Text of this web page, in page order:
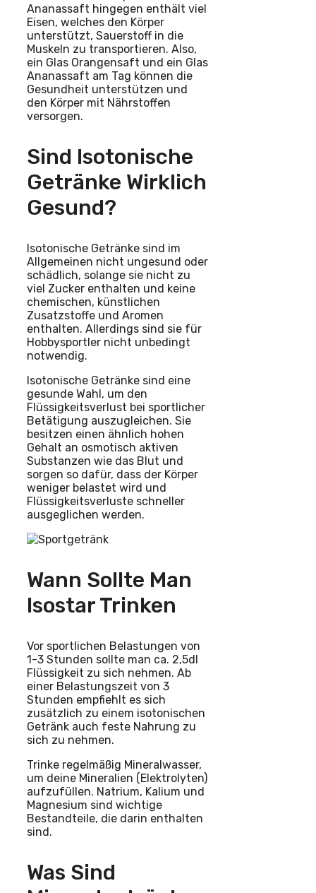
Ananassaft hingegen enthält viel
Eisen, welches den Körper
unterstützt, Sauerstoff in die
Muskeln zu transportieren. Also,
ein Glas Orangensaft und ein Glas
Ananassaft am Tag können die
Gesundheit unterstützen und
den Körper mit Nährstoffen
versorgen.
Sind Isotonische
Getränke Wirklich
Gesund?
Isotonische Getränke sind im
Allgemeinen nicht ungesund oder
schädlich, solange sie nicht zu
viel Zucker enthalten und keine
chemischen, künstlichen
Zusatzstoffe und Aromen
enthalten. Allerdings sind sie für
Hobbysportler nicht unbedingt
notwendig.
Isotonische Getränke sind eine
gesunde Wahl, um den
Flüssigkeitsverlust bei sportlicher
Betätigung auszugleichen. Sie
besitzen einen ähnlich hohen
Gehalt an osmotisch aktiven
Substanzen wie das Blut und
sorgen so dafür, dass der Körper
weniger belastet wird und
Flüssigkeitsverluste schneller
ausgeglichen werden.
Wann Sollte Man
Isostar Trinken
Vor sportlichen Belastungen von
1-3 Stunden sollte man ca. 2,5dl
Flüssigkeit zu sich nehmen. Ab
einer Belastungszeit von 3
Stunden empfiehlt es sich
zusätzlich zu einem isotonischen
Getränk auch feste Nahrung zu
sich zu nehmen.
Trinke regelmäßig Mineralwasser,
um deine Mineralien (Elektrolyten)
aufzufüllen. Natrium, Kalium und
Magnesium sind wichtige
Bestandteile, die darin enthalten
sind.
Was Sind